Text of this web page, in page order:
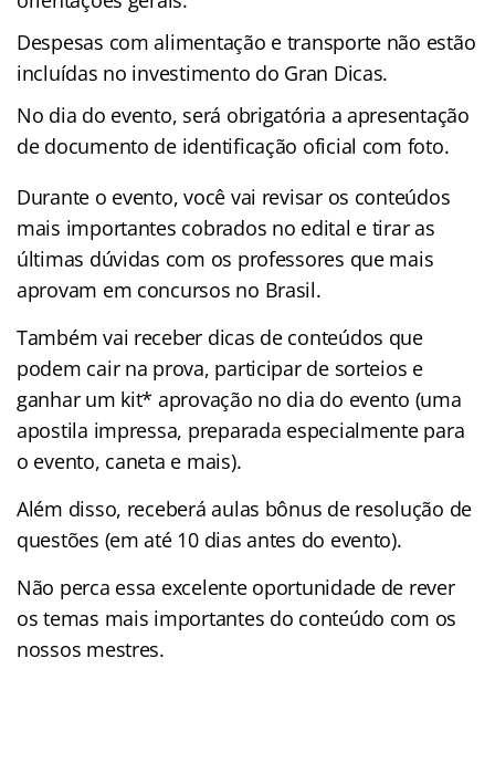
Despesas com alimentação e transporte não estão
incluídas no investimento do Gran Dicas.
No dia do evento, será obrigatória a apresentação
de documento de identificação oficial com foto.
Durante o evento, você vai revisar os conteúdos
mais importantes cobrados no edital e tirar as
últimas dúvidas com os professores que mais
aprovam em concursos no Brasil.
Também vai receber dicas de conteúdos que
podem cair na prova, participar de sorteios e
ganhar um kit* aprovação no dia do evento (uma
apostila impressa, preparada especialmente para
o evento, caneta e mais).
Além disso, receberá aulas bônus de resolução de
questões (em até 10 dias antes do evento).
Não perca essa excelente oportunidade de rever
os temas mais importantes do conteúdo com os
nossos mestres.